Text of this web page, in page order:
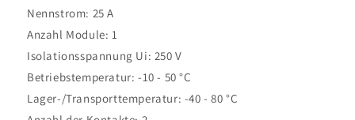
Nennstrom: 25 A
Anzahl Module: 1
Isolationsspannung Ui: 250 V
Betriebstemperatur: -10 - 50 °C
Lager-/Transporttemperatur: -40 - 80 °C